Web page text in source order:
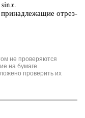
при­над­ле­жа­щие от­рез­
не проверяются
на бумаге.
проверить их